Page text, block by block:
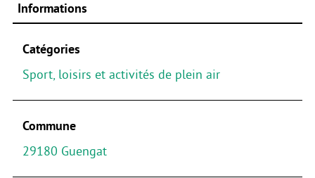
Informations
Catégories
Sport, loisirs et activités de plein air
Commune
29180 Guengat